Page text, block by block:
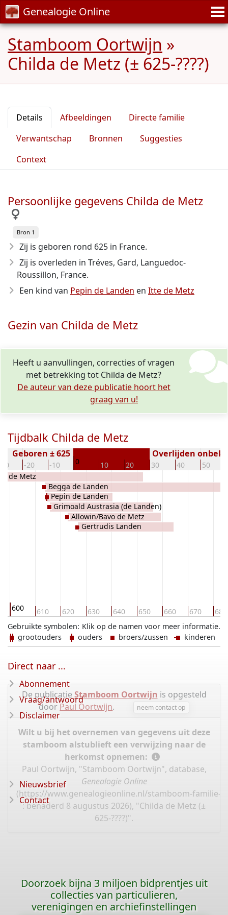
Genealogie Online
Stamboom Oortwijn »
Childa de Metz (± 625-????)
Details Afbeeldingen
Directe familie
Verwantschap
Bronnen
Suggesties
Context
Persoonlijke gegevens Childa de Metz
Bron 1
Zij is geboren rond 625 in France.
Zij is overleden in Tréves, Gard, Languedoc-
Roussillon, France.
Een kind van Pepin de Landen en Itte de Metz
Gezin van Childa de Metz
Heeft u aanvullingen, correcties of vragen
met betrekking tot Childa de Metz?
De auteur van deze publicatie hoort het
graag van u!
Tijdbalk Childa de Metz
-20 -10 0 10 20 30 40 50
Geboren ± 625 Overlijden
600 610 620 630 640 650 660 670 680
de Metz
Begga de Landen
Pepin de Landen
Grimoald Austrasia (de Landen)
Allowin/Bavo de Metz
Gertrudis Landen
Klik op de namen voor meer informatie.
Gebruikte symbolen:
grootouders
ouders broers/zussen kinderen
De publicatie Stamboom Oortwijn is opgesteld
door Paul Oortwijn. neem contact op
Wilt u bij het overnemen van gegevens uit deze
stamboom alstublieft een verwijzing naar de
herkomst opnemen:
Paul Oortwijn, "Stamboom Oortwijn", database,
Genealogie Online
(https://www.genealogieonline.nl/stamboom-familie-
: benaderd 8 augustus 2026), "Childa de Metz (±
625-????)".
Direct naar ...
Abonnement
Vraag/antwoord
Disclaimer
Nieuwsbrief
Contact
Doorzoek bijna 3 miljoen bidprentjes uit
collecties van particulieren,
verenigingen en archiefinstellingen